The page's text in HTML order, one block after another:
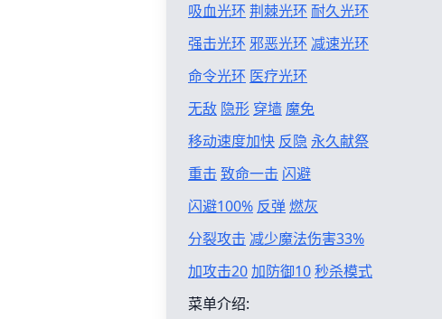
吸血光环 荆棘光环 耐久光环
强击光环 邪恶光环 减速光环
命令光环 医疗光环
无敌 隐形 穿墙 魔免
移动速度加快 反隐 永久献祭
重击 致命一击 闪避
闪避100% 反弹燃灰
分裂攻击 减少魔法伤害33%
加攻击20加防御10秒杀模式
菜单介绍: